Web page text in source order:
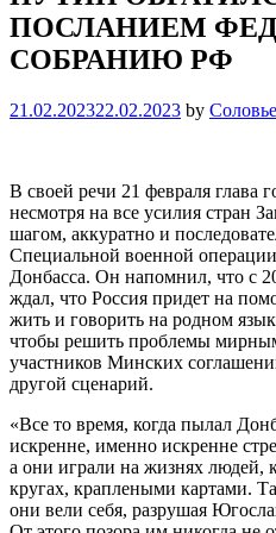
ПОСЛАНИЕМ
СОБРАНИЮ РФ
21.02.202322.02.2023 by
В своей речи 21 февраля глава
несмотря на все усилия стран
шагом, аккуратно и
Специальной военной
Донбасса. Он напомнил, что с
ждал, что Россия придет на
жить и говорить на родном
чтобы решить проблемы
участников Минских
другой сценарий.
«Все то время, когда пылал
искренне, именно искренне
а они играли на жизнях людей,
кругах, краплеными картами.
они вели себя, разрушая